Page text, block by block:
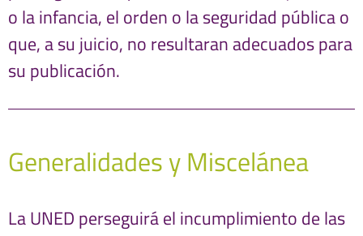
o la infancia, el orden o la seguridad pública o
que, a su juicio, no resultaran adecuados para
su publicación.
Generalidades y Miscelánea
La UNED perseguirá el incumplimiento de las